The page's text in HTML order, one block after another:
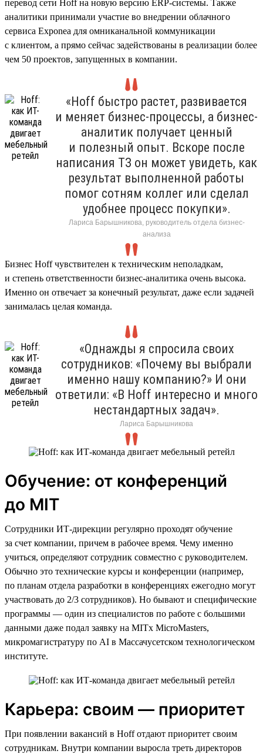
перевод сети Hoff на новую версию ERP-системы. Также
аналитики принимали участие во внедрении облачного
сервиса Exponea для омниканальной коммуникации
с клиентом, а прямо сейчас задействованы в реализации более
чем 50 проектов, запущенных в компании.
«Hoff быстро растет, развивается
и меняет бизнес-процессы, а бизнес-
аналитик получает ценный
и полезный опыт. Вскоре после
написания ТЗ он может увидеть, как
результат выполненной работы
помог сотням коллег или сделал
удобнее процесс покупки».
Лариса Барышникова, руководитель отдела бизнес-
анализа
Бизнес Hoff чувствителен к техническим неполадкам,
и степень ответственности бизнес-аналитика очень высока.
Именно он отвечает за конечный результат, даже если задачей
занималась целая команда.
«Однажды я спросила своих
сотрудников: «Почему вы выбрали
именно нашу компанию?» И они
ответили: «В Hoff интересно и много
нестандартных задач».
Лариса Барышникова
Обучение: от конференций
до MIT
Сотрудники ИТ-дирекции регулярно проходят обучение
за счет компании, причем в рабочее время. Чему именно
учиться, определяют сотрудник совместно с руководителем.
Обычно это технические курсы и конференции (например,
по планам отдела разработки в конференциях ежегодно могут
участвовать до 2/3 сотрудников). Но бывают и специфические
программы — один из специалистов по работе с большими
данными даже подал заявку на MITx MicroMasters,
микромагистратуру по AI в Массачусетском технологическом
институте.
Карьера: своим — приоритет
При появлении вакансий в Hoff отдают приоритет своим
сотрудникам. Внутри компании выросла треть директоров